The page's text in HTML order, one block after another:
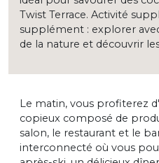
Twist Terrace. Activité
supplément : explorer
de la nature et découvrir
Le matin, vous profiterez
copieux composé de
salon, le restaurant et le
interconnecté où vous